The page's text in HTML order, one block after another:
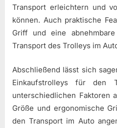
Transport erleichtern und
können. Auch praktische
Griff und eine
Transport des Trolleys im
Abschließend lässt sich
Einkaufstrolleys für den
unterschiedlichen Faktoren
Größe und ergonomische
den Transport im Auto